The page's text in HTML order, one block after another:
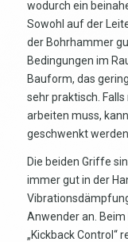
wodurch ein
Sowohl auf der
der Bohrhammer
Bedingungen im
Bauform, das
sehr praktisch.
arbeiten muss,
geschwenkt werden.
Die beiden Griffe
immer gut in der
Anwender an.
„Kickback Control“